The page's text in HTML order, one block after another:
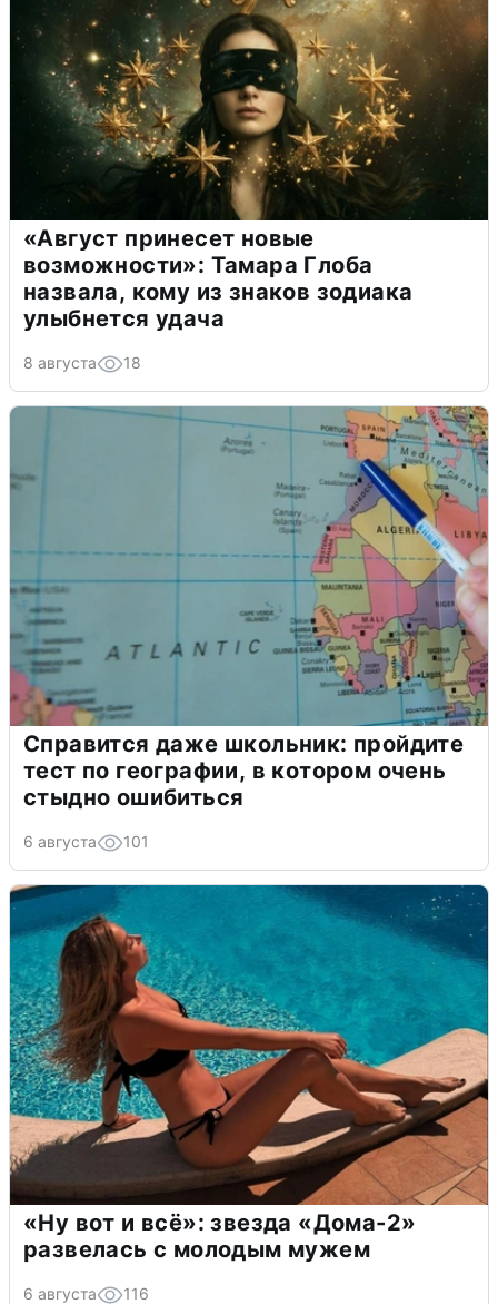
«Август принесет новые
возможности»: Тамара Глоба
назвала, кому из знаков зодиака
улыбнется удача
8 августа 18
Справится даже школьник: пройдите
тест по географии, в котором очень
стыдно ошибиться
6 августа 101
«Ну вот и всё»: звезда «Дома-2»
развелась с молодым мужем
6 августа 116